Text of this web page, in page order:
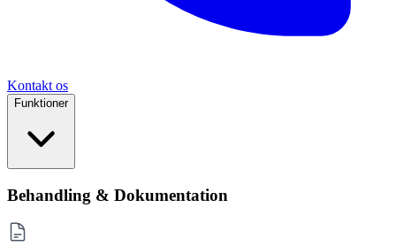
Kontakt os
Funktioner
Behandling & Dokumentation